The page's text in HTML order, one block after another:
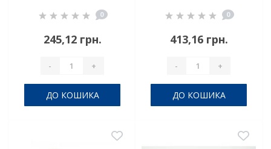
0
245,12 грн.
- +
ДО КОШИКА
0
413,16 грн.
- +
ДО КОШИКА